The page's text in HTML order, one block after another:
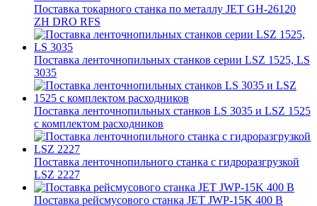
Поставка токарного станка по металлу JET GH-26120
ZH DRO RFS
Поставка ленточнопильных станков серии LSZ 1525, LS
3035
Поставка ленточнопильных станков LS 3035 и LSZ 1525
с комплектом расходников
Поставка ленточнопильного станка c гидроразгрузкой
LSZ 2227
Поставка рейсмусового станка JET JWP-15K 400 В